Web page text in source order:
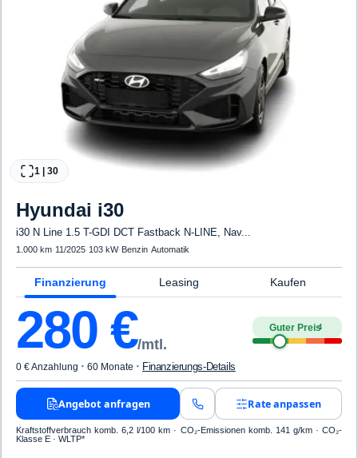
1 30
Hyundai i30
i30 N Line 1.5 T-GDI DCT Fastback N-LINE, Nav...
1.000 km· 11/2025· 103 kW· Benzin·Automatik
Finanzierung Leasing Kaufen
280 €/mtl.
Guter Preis4
0 € Anzahlung · 60 Monate · Finanzierungs-Details
Angebot anfragen Rate anpassen
Kraftstoffverbrauch komb. 6,2 l/100 km · CO₂-Emissionen komb. 141 g/km · CO₂-
Klasse E · WLTP*